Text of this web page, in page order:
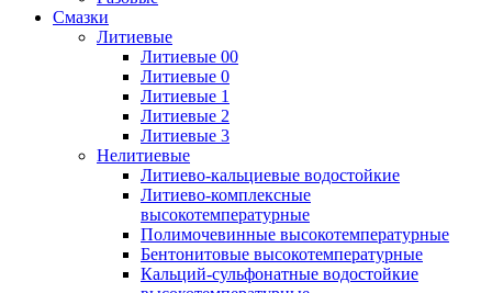
Смазки
Литиевые
Литиевые 00
Литиевые 0
Литиевые 1
Литиевые 2
Литиевые 3
Нелитиевые
Литиево-кальциевые водостойкие
Литиево-комплексные
высокотемпературные
Полимочевинные высокотемпературные
Бентонитовые высокотемпературные
Кальций-сульфонатные водостойкие